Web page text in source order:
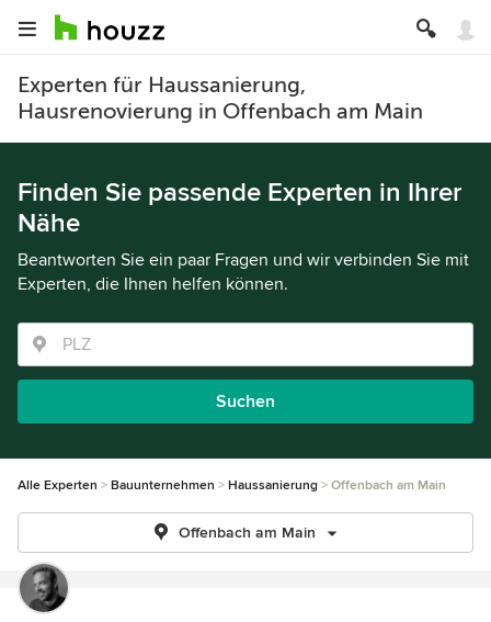
Experten für Haussanierung,
Hausrenovierung in Offenbach am Main
Finden Sie passende Experten in Ihrer
Nähe
Beantworten Sie ein paar Fragen und wir verbinden Sie mit
Experten, die Ihnen helfen können.
Suchen
Alle Experten Bauunternehmen Haussanierung Offenbach am Main
Offenbach am Main